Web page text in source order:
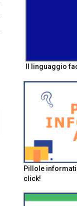
Il linguaggio
Pillole
click!